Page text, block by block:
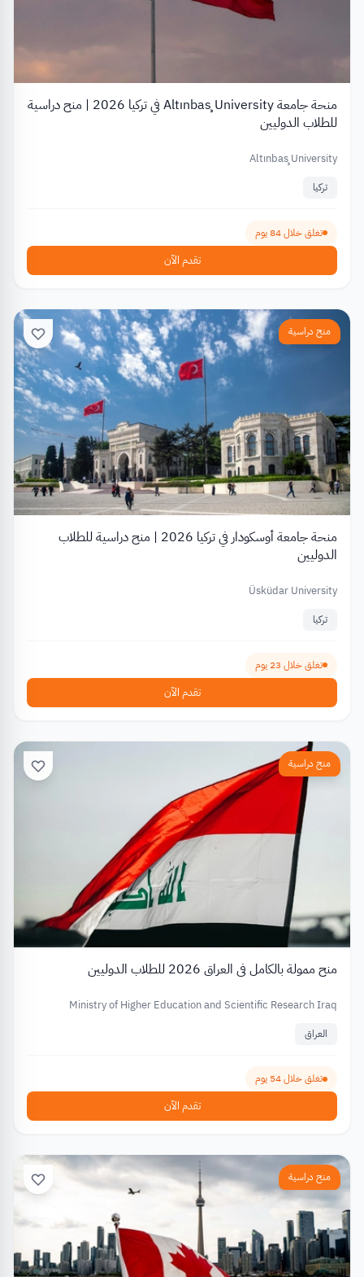
منحة جامعة Altınbaş University في تركيا 2026 | منح دراسية
للطلاب الدوليين
Altınbaş University
تركيا
تغلق خلال 84 يوم
تقدم الآن
منح دراسية
منحة جامعة أوسكودار في تركيا 2026 | منح دراسية للطلاب
الدوليين
Üsküdar University
تركيا
تغلق خلال 23 يوم
تقدم الآن
منح دراسية
منح ممولة بالكامل في العراق 2026 للطلاب الدوليين
Ministry of Higher Education and Scientific Research Iraq
العراق
تغلق خلال 54 يوم
تقدم الآن
منح دراسية